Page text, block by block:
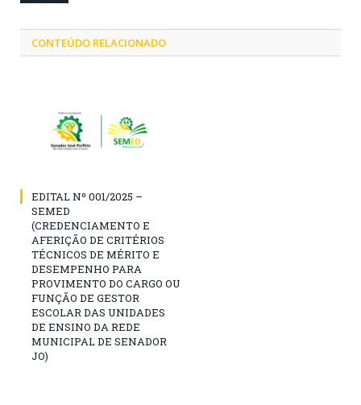
CONTEÚDO RELACIONADO
EDITAL Nº 001/2025 –
SEMED
(CREDENCIAMENTO E
AFERIÇÃO DE CRITÉRIOS
TÉCNICOS DE MÉRITO E
DESEMPENHO PARA
PROVIMENTO DO CARGO OU
FUNÇÃO DE GESTOR
ESCOLAR DAS UNIDADES
DE ENSINO DA REDE
MUNICIPAL DE SENADOR
JO)